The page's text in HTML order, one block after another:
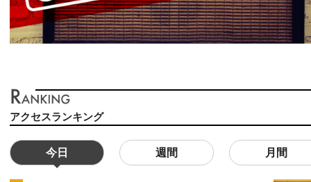
アクセスランキング
今日 週間 月間